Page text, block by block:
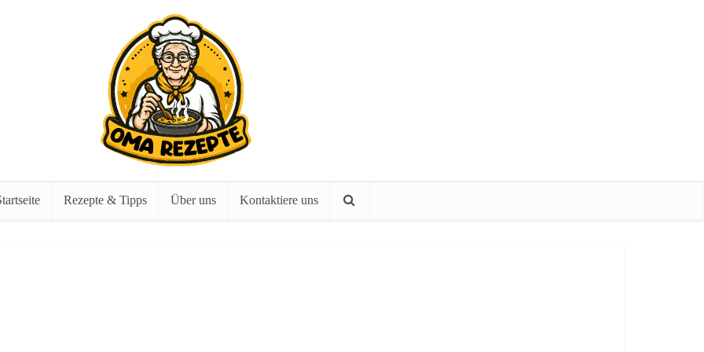
Rezepte & Tipps Über uns Kontaktiere uns